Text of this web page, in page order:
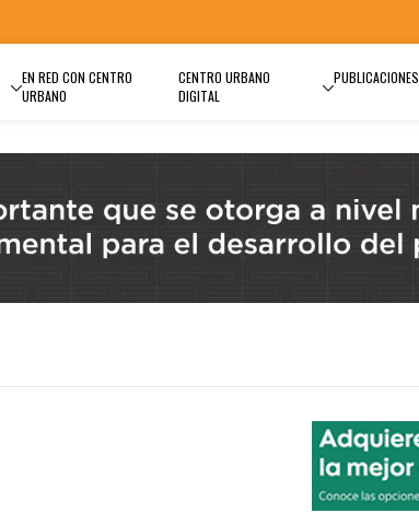
EN RED CON CENTRO
URBANO
CENTRO URBANO
DIGITAL
PUBLICACIONES